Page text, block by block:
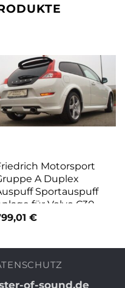
Motorsport
A Duplex
Sportauspuff
für Volvo C30
€
of-sound.de